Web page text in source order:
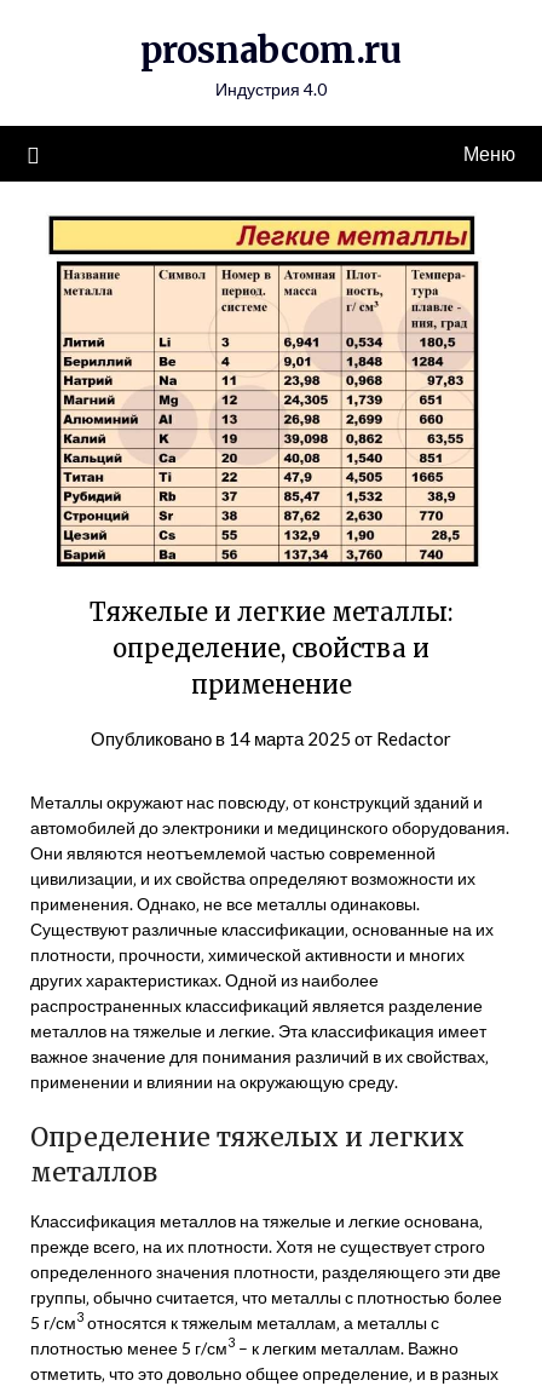
prosnabcom.ru
Индустрия 4.0
Меню
Тяжелые и легкие металлы:
определение, свойства и
применение
Опубликовано в 14 марта 2025 от Redactor
Металлы окружают нас повсюду‚ от конструкций зданий и
автомобилей до электроники и медицинского оборудования.
Они являются неотъемлемой частью современной
цивилизации‚ и их свойства определяют возможности их
применения. Однако‚ не все металлы одинаковы.
Существуют различные классификации‚ основанные на их
плотности‚ прочности‚ химической активности и многих
других характеристиках. Одной из наиболее
распространенных классификаций является разделение
металлов на тяжелые и легкие. Эта классификация имеет
важное значение для понимания различий в их свойствах‚
применении и влиянии на окружающую среду.
Определение тяжелых и легких
металлов
Классификация металлов на тяжелые и легкие основана‚
прежде всего‚ на их плотности. Хотя не существует строго
определенного значения плотности‚ разделяющего эти две
группы‚ обычно считается‚ что металлы с плотностью более
5 г/см3 относятся к тяжелым металлам‚ а металлы с
плотностью менее 5 г/см3 – к легким металлам. Важно
отметить‚ что это довольно общее определение‚ и в разных